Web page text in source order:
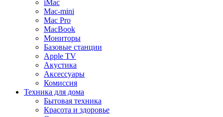
iMac
Mac-mini
Mac Pro
MacBook
Мониторы
Базовые станции
Apple TV
Акустика
Аксессуары
Комиссия
Техника для дома
Бытовая техника
Красота и здоровье